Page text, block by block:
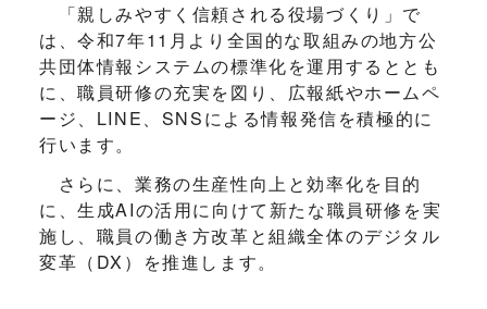
「親しみやすく信頼される役場づくり」で
は、令和7年11月より全国的な取組みの地方公
共団体情報システムの標準化を運用するととも
に、職員研修の充実を図り、広報紙やホームペ
ージ、LINE、SNSによる情報発信を積極的に
行います。
さらに、業務の生産性向上と効率化を目的
に、生成AIの活用に向けて新たな職員研修を実
施し、職員の働き方改革と組織全体のデジタル
変革（DX）を推進します。